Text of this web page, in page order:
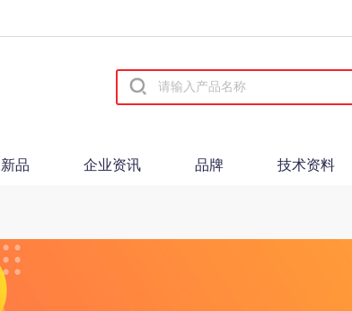
新品 企业资讯 品牌 技术资料